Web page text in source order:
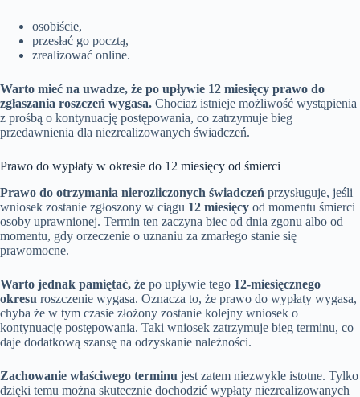
osobiście,
przesłać go pocztą,
zrealizować online.
Warto mieć na uwadze, że po upływie 12 miesięcy prawo do
zgłaszania roszczeń wygasa. Chociaż istnieje możliwość wystąpienia
z prośbą o kontynuację postępowania, co zatrzymuje bieg
przedawnienia dla niezrealizowanych świadczeń.
Prawo do wypłaty w okresie do 12 miesięcy od śmierci
Prawo do otrzymania nierozliczonych świadczeń przysługuje, jeśli
wniosek zostanie zgłoszony w ciągu 12 miesięcy od momentu śmierci
osoby uprawnionej. Termin ten zaczyna biec od dnia zgonu albo od
momentu, gdy orzeczenie o uznaniu za zmarłego stanie się
prawomocne.
Warto jednak pamiętać, że po upływie tego 12-miesięcznego
okresu roszczenie wygasa. Oznacza to, że prawo do wypłaty wygasa,
chyba że w tym czasie złożony zostanie kolejny wniosek o
kontynuację postępowania. Taki wniosek zatrzymuje bieg terminu, co
daje dodatkową szansę na odzyskanie należności.
Zachowanie właściwego terminu jest zatem niezwykle istotne. Tylko
dzięki temu można skutecznie dochodzić wypłaty niezrealizowanych